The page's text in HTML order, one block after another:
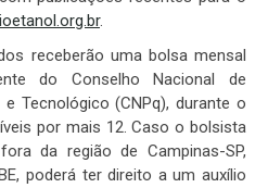
.
receberão uma bolsa mensal
do Conselho Nacional de
Tecnológico (CNPq), durante o
por mais 12. Caso o bolsista
da região de Campinas-SP,
poderá ter direito a um auxílio